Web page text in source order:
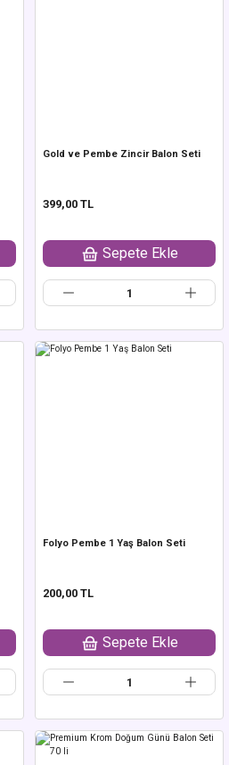
Gold ve Pembe Zincir Balon Seti
399,00 TL
Sepete Ekle
Folyo Pembe 1 Yaş Balon Seti
200,00 TL
Sepete Ekle